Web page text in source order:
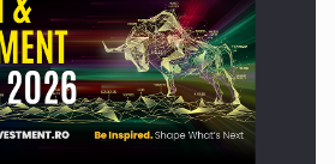
part-time reincep sa intre pe…